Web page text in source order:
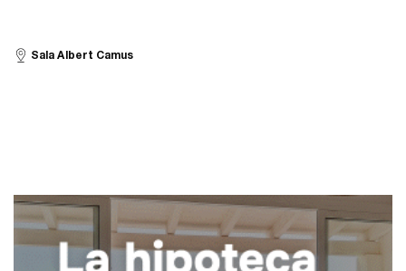
Sala Albert Camus